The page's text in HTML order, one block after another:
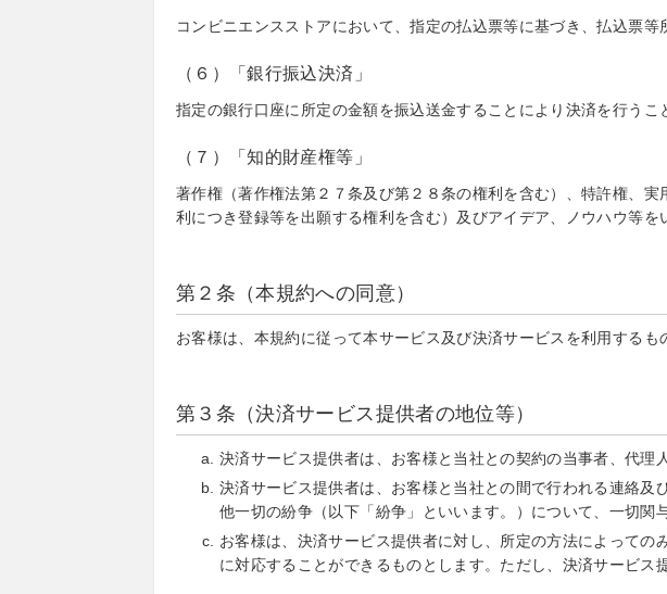
コンビニエンスストアにおいて、指定の払込票等に基づき、払込票
（６）「銀行振込決済」
指定の銀行口座に所定の金額を振込送金することにより決済を行うこ
（７）「知的財産権等」
著作権（著作権法第２７条及び第２８条の権利を含む）、特許権、
利につき登録等を出願する権利を含む）及びアイデア、ノウハウ等を
第２条（本規約への同意）
お客様は、本規約に従って本サービス及び決済サービスを利用する
第３条（決済サービス提供者の地位等）
決済サービス提供者は、お客様と当社との契約の当事者、代理
決済サービス提供者は、お客様と当社との間で行われる連絡
他一切の紛争（以下「紛争」といいます。）について、一切関
お客様は、決済サービス提供者に対し、所定の方法によって
に対応することができるものとします。ただし、決済サービス